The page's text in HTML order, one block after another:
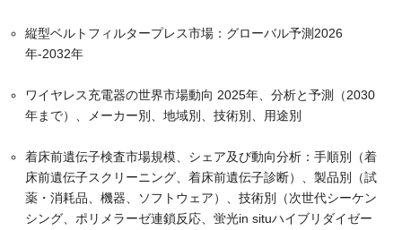
縦型ベルトフィルタープレス市場：グローバル予測2026
年-2032年
ワイヤレス充電器の世界市場動向 2025年、分析と予測（2030
年まで）、メーカー別、地域別、技術別、用途別
着床前遺伝子検査市場規模、シェア及び動向分析：手順別（着
床前遺伝子スクリーニング、着床前遺伝子診断）、製品別（試
薬・消耗品、機器、ソフトウェア）、技術別（次世代シーケン
シング、ポリメラーゼ連鎖反応、蛍光in situハイブリダイゼー